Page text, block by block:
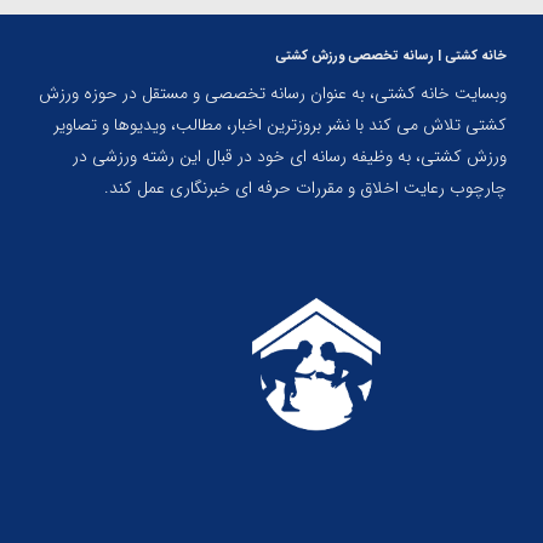
خانه کشتی | رسانه تخصصی ورزش کشتی
وبسایت خانه کشتی، به عنوان رسانه تخصصی و مستقل در حوزه ورزش
کشتی تلاش می کند با نشر بروزترین اخبار، مطالب، ویدیوها و تصاویر
ورزش کشتی، به وظیفه رسانه ای خود در قبال این رشته ورزشی در
چارچوب رعایت اخلاق و مقررات حرفه ای خبرنگاری عمل کند.